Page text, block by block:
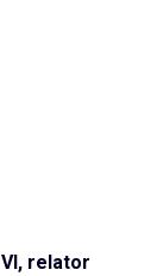
relator